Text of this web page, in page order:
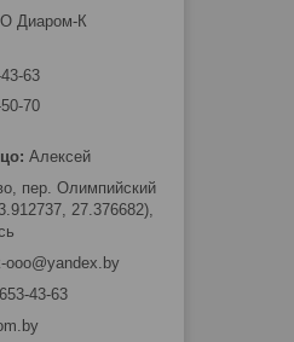
Диаром-К
63
70
Алексей
пер. Олимпийский
27.376682),
ooo@yandex.by
43-63